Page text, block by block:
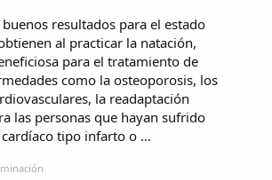
resultados para el estado
al practicar la natación,
para el tratamiento de
como la osteoporosis, los
la readaptación
las personas que hayan sufrido
tipo infarto o ...